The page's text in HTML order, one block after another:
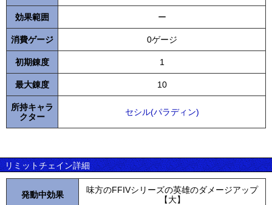
効果範囲 ー
消費ゲージ 0ゲージ
初期錬度 1
最大錬度 10
所持キャラ
クター
セシル(パラディン)
リミットチェイン詳細
発動中効果
味方のFFIVシリーズの英雄のダメージアップ
【大】